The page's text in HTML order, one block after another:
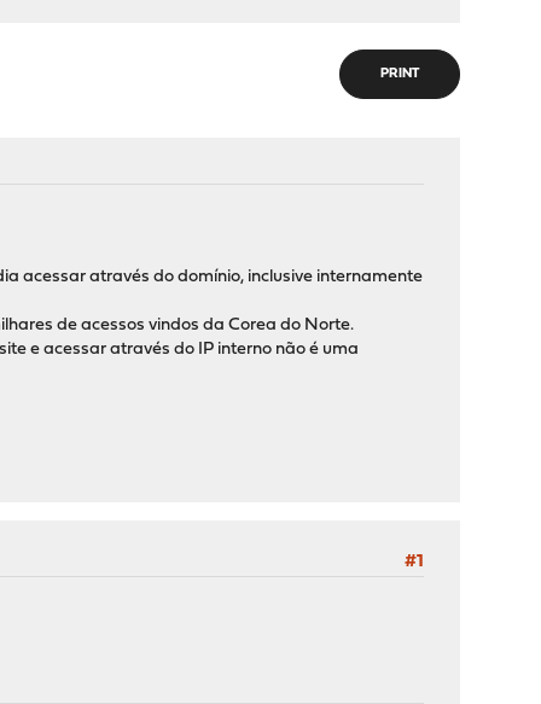
PRINT
acessar através do domínio, inclusive internamente
de acessos vindos da Corea do Norte.
e acessar através do IP interno não é uma
#1